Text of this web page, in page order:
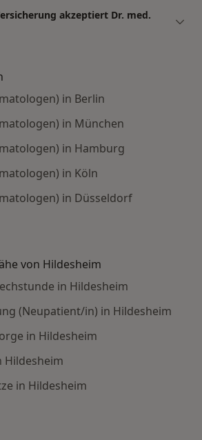
akzeptiert Dr. med.
in Berlin
in München
in Hamburg
in Köln
in Düsseldorf
von Hildesheim
in Hildesheim
(Neupatient/in) in Hildesheim
in Hildesheim
Hildesheim
in Hildesheim